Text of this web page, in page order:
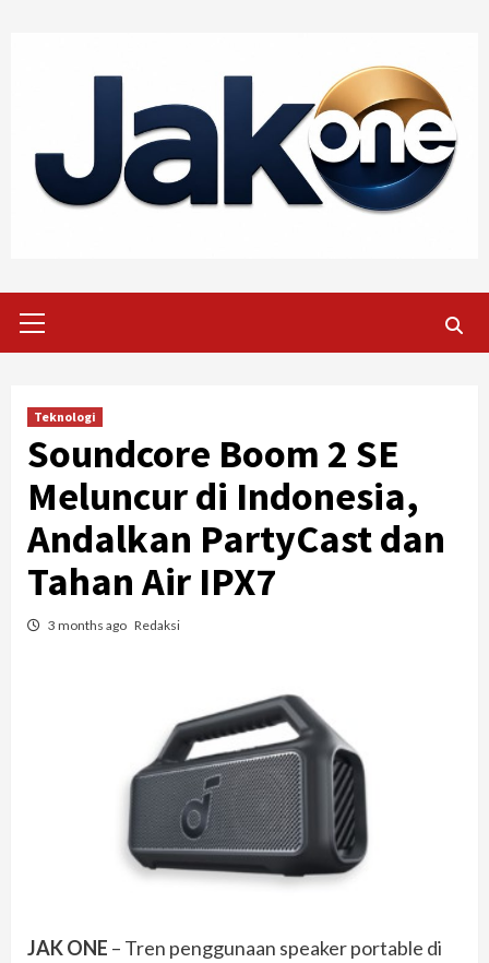
Menu
Teknologi
Soundcore Boom 2 SE
Meluncur di Indonesia,
Andalkan PartyCast dan
Tahan Air IPX7
3 months ago Redaksi
JAK ONE – Tren penggunaan speaker portable di